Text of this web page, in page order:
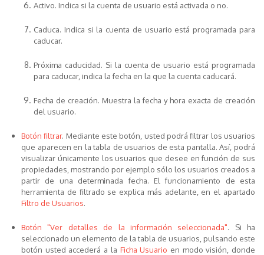
Activo. Indica si la cuenta de usuario está activada o no.
Caduca. Indica si la cuenta de usuario está programada para
caducar.
Próxima caducidad. Si la cuenta de usuario está programada
para caducar, indica la fecha en la que la cuenta caducará.
Fecha de creación. Muestra la fecha y hora exacta de creación
del usuario.
Botón filtrar. Mediante este botón, usted podrá filtrar los usuarios
que aparecen en la tabla de usuarios de esta pantalla. Así, podrá
visualizar únicamente los usuarios que desee en función de sus
propiedades, mostrando por ejemplo sólo los usuarios creados a
partir de una determinada fecha. El funcionamiento de esta
herramienta de filtrado se explica más adelante, en el apartado
Filtro de Usuarios.
Botón "Ver detalles de la información seleccionada". Si ha
seleccionado un elemento de la tabla de usuarios, pulsando este
botón usted accederá a la Ficha Usuario en modo visión, donde